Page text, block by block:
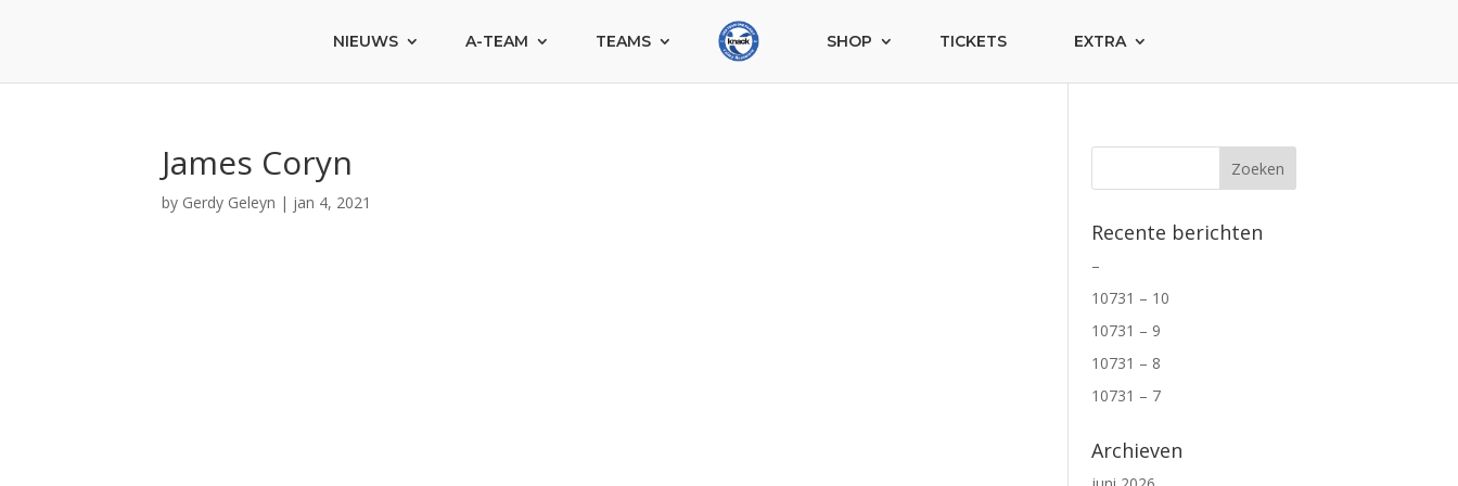
NIEUWS A-TEAM TEAMS SHOP TICKETS EXTRA
James Coryn
by Gerdy Geleyn | jan 4, 2021
Recente berichten
–
10731 – 10
10731 – 9
10731 – 8
10731 – 7
Archieven